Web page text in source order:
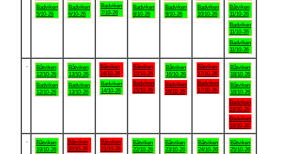
Badviken
5/10-26
Badviken
6/10-26
Badviken
7/10-26
Badviken
8/10-26
Badviken
9/10-26
Badviken
10/10-26
Båtviken
11/10-26
Badviken
11/10-26
Badviken
11/10-26
Båtviken
12/10-26
Badviken
12/10-26
Båtviken
13/10-26
Badviken
13/10-26
Båtviken
14/10-26
Badviken
14/10-26
Båtviken
15/10-26
Badviken
15/10-26
Båtviken
16/10-26
Badviken
16/10-26
Båtviken
17/10-26
Badviken
17/10-26
Båtviken
18/10-26
Båtviken
18/10-26
Badviken
18/10-26
Badviken
18/10-26
Båtviken
19/10-26
Båtviken
20/10-26
Båtviken
21/10-26
Båtviken
22/10-26
Båtviken
23/10-26
Båtviken
24/10-26
Båtviken
25/10-26